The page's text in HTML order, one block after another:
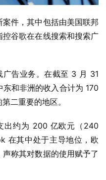
件，其中包括由美国联邦
谷歌在在线搜索和搜索广
告业务。在截至 3 月 31
和非洲的收入合计为 170
二重要的地区。
出约为 200 亿欧元（240
在其中处于主导地位，欧
称其对数据的使用赋予了